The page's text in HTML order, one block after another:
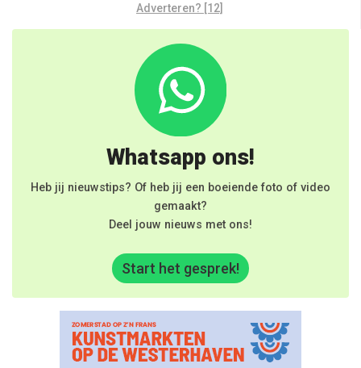
Adverteren? [12]
Whatsapp ons!
Heb jij nieuwstips? Of heb jij een boeiende foto of video
gemaakt?
Deel jouw nieuws met ons!
Start het gesprek!